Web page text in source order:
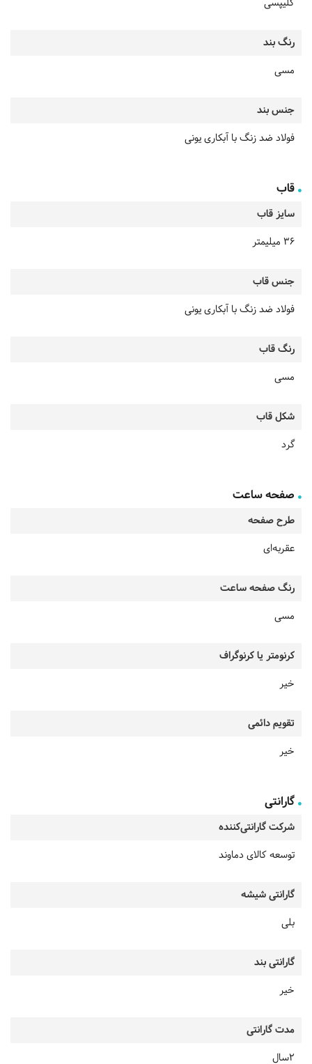
رنگ بند
مسی
جنس بند
فولاد ضد زنگ با آبکاری یونی
قاب
سایز قاب
36 میلیمتر
جنس قاب
فولاد ضد زنگ با آبکاری یونی
رنگ قاب
مسی
شکل قاب
گرد
صفحه ساعت
طرح صفحه
عقربه‌ای
رنگ صفحه ساعت
مسی
کرنومتر یا کرنوگراف
خیر
تقویم دائمی
خیر
گارانتی
شرکت گارانتی‌کننده
توسعه کالای دماوند
گارانتی شیشه
بلی
گارانتی بند
خیر
مدت گارانتی
2سال